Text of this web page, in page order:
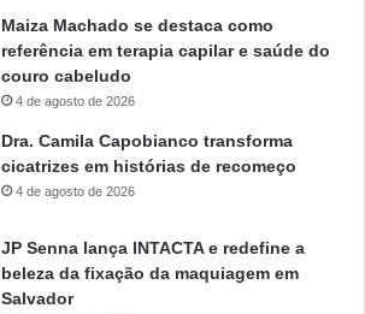
Maiza Machado se destaca como
referência em terapia capilar e saúde do
couro cabeludo
4 de agosto de 2026
Dra. Camila Capobianco transforma
cicatrizes em histórias de recomeço
4 de agosto de 2026
JP Senna lança INTACTA e redefine a
beleza da fixação da maquiagem em
Salvador